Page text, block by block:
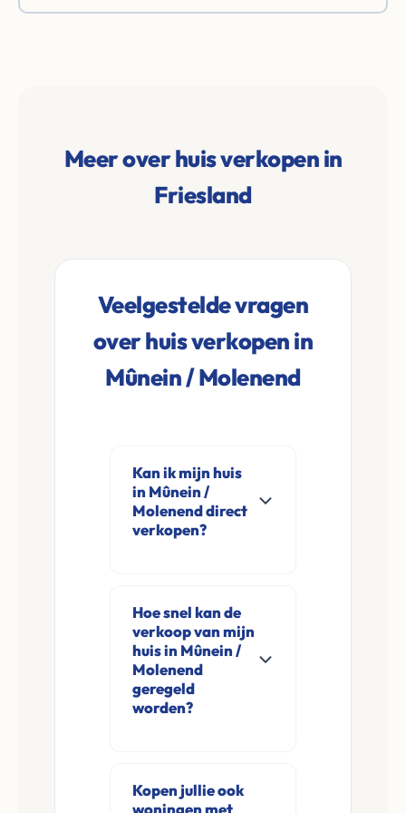
Meer over huis verkopen in
Friesland
Veelgestelde vragen
over huis verkopen in
Mûnein / Molenend
Kan ik mijn huis
in Mûnein /
Molenend direct
verkopen?
direct aan in Mûnein
/ Molenend en
omgeving. U
verkoopt
rechtstreeks aan ons
en zonder
Hoe snel kan de
verkoop van mijn
huis in Mûnein /
Molenend
geregeld
worden?
aanvraag en
Kopen jullie ook
woningen met